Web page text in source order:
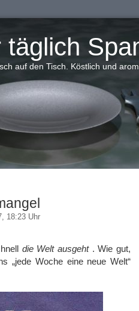
täglich
auf den Tisch. Köstlich und
18:23 Uhr
die Welt ausgeht. Wie gut,
„jede Woche eine neue Welt“